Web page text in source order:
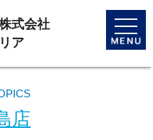
toggle
式会社
ア
店